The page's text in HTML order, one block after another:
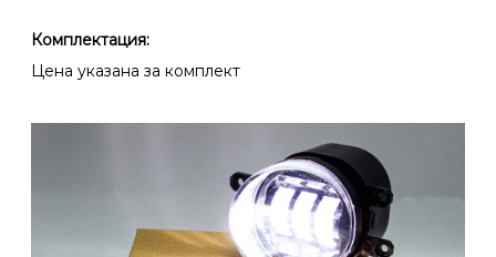
Комплектация:
Цена указана за комплект